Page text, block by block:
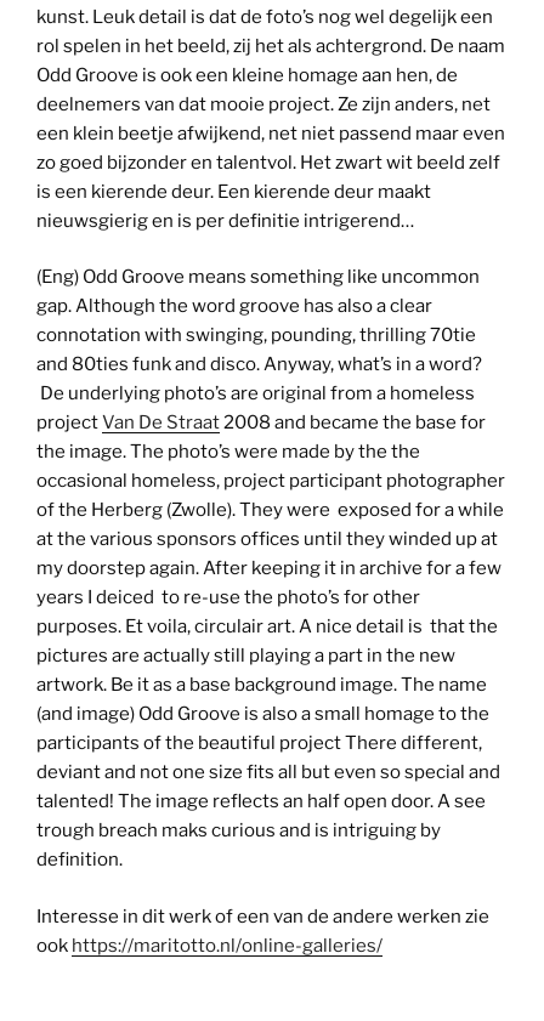
kunst. Leuk detail is dat de foto’s nog wel degelijk een
rol spelen in het beeld, zij het als achtergrond. De naam
Odd Groove is ook een kleine homage aan hen, de
deelnemers van dat mooie project. Ze zijn anders, net
een klein beetje afwijkend, net niet passend maar even
zo goed bijzonder en talentvol. Het zwart wit beeld zelf
is een kierende deur. Een kierende deur maakt
nieuwsgierig en is per definitie intrigerend…
(Eng) Odd Groove means something like uncommon
gap. Although the word groove has also a clear
connotation with swinging, pounding, thrilling 70tie
and 80ties funk and disco. Anyway, what’s in a word?
De underlying photo’s are original from a homeless
projectVan De Straat2008 and became the base for
the image. The photo’s were made by the the
occasional homeless, project participant photographer
of the Herberg (Zwolle). They were exposed for a while
at the various sponsors offices until they winded up at
my doorstep again. After keeping it in archive for a few
years I deiced to re-use the photo’s for other
purposes. Et voila, circulair art. A nice detail is that the
pictures are actually still playing a part in the new
artwork. Be it as a base background image. The name
(and image) Odd Groove is also a small homage to the
participants of the beautiful project There different,
deviant and not one size fits all but even so special and
talented! The image reflects an half open door. A see
trough breach maks curious and is intriguing by
definition.
Interesse in dit werk of een van de andere werken zie
ook https://maritotto.nl/online-galleries/